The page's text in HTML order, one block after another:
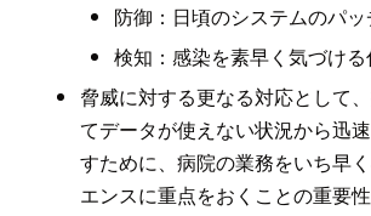
防御：日頃のシステムのパ
検知：感染を素早く気づけ
脅威に対する更なる対応として
てデータが使えない状況から迅
すために、病院の業務をいち早
エンスに重点をおくことの重要